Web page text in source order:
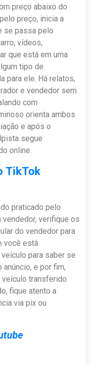
preço abaixo do
preço, inicia a
se passa pelo
vídeos,
que está em uma
tipo de
para ele. Há relatos,
e vendedor sem
com
orienta ambos
e após o
segue
online.
TikTok
praticado pelo
verifique os
do vendedor para
você está
para saber se
e por fim,
veículo transferido
fique atento a
via pix ou